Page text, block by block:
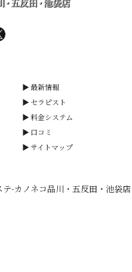
最新情報
セラピスト
料金システム
口コミ
サイトマップ
-カノネコ品川・五反田・池袋店